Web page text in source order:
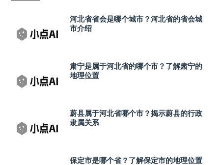
河北省省会是哪个城市？河北省的省会城
市介绍
肃宁是属于河北省的哪个市？了解肃宁的
地理位置
蔚县属于河北省哪个市？揭示蔚县的行政
隶属关系
保定市是哪个省？了解保定市的地理位置